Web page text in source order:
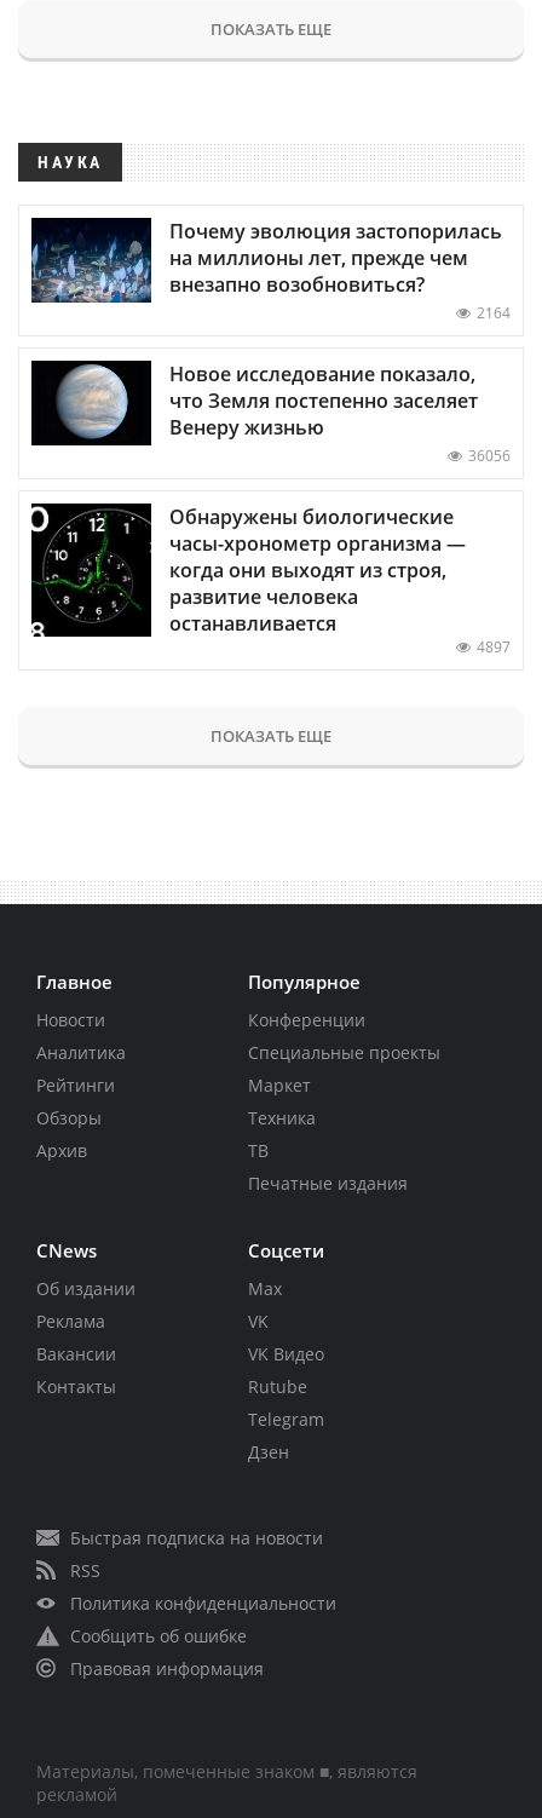
ПОКАЗАТЬ ЕЩЕ
НАУКА
Почему эволюция застопорилась
на миллионы лет, прежде чем
внезапно возобновиться?
2164
Новое исследование показало,
что Земля постепенно заселяет
Венеру жизнью
36056
Обнаружены биологические
часы-хронометр организма —
когда они выходят из строя,
развитие человека
останавливается
4897
ПОКАЗАТЬ ЕЩЕ
Главное
Новости
Аналитика
Рейтинги
Обзоры
Архив
Популярное
Конференции
Специальные проекты
Маркет
Техника
ТВ
Печатные издания
CNews
Об издании
Реклама
Вакансии
Контакты
Соцсети
Max
VK
VK Видео
Rutube
Telegram
Дзен
Быстрая подписка на новости
RSS
Политика конфиденциальности
Сообщить об ошибке
Правовая информация
Материалы, помеченные знаком ■, являются
рекламой